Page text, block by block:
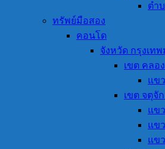
ตำ
ทรัพย์มือสอง
คอนโด
จังหวัด กรุงเท
เขต คลอ
แข
เขต จตุจั
แข
แข
แข